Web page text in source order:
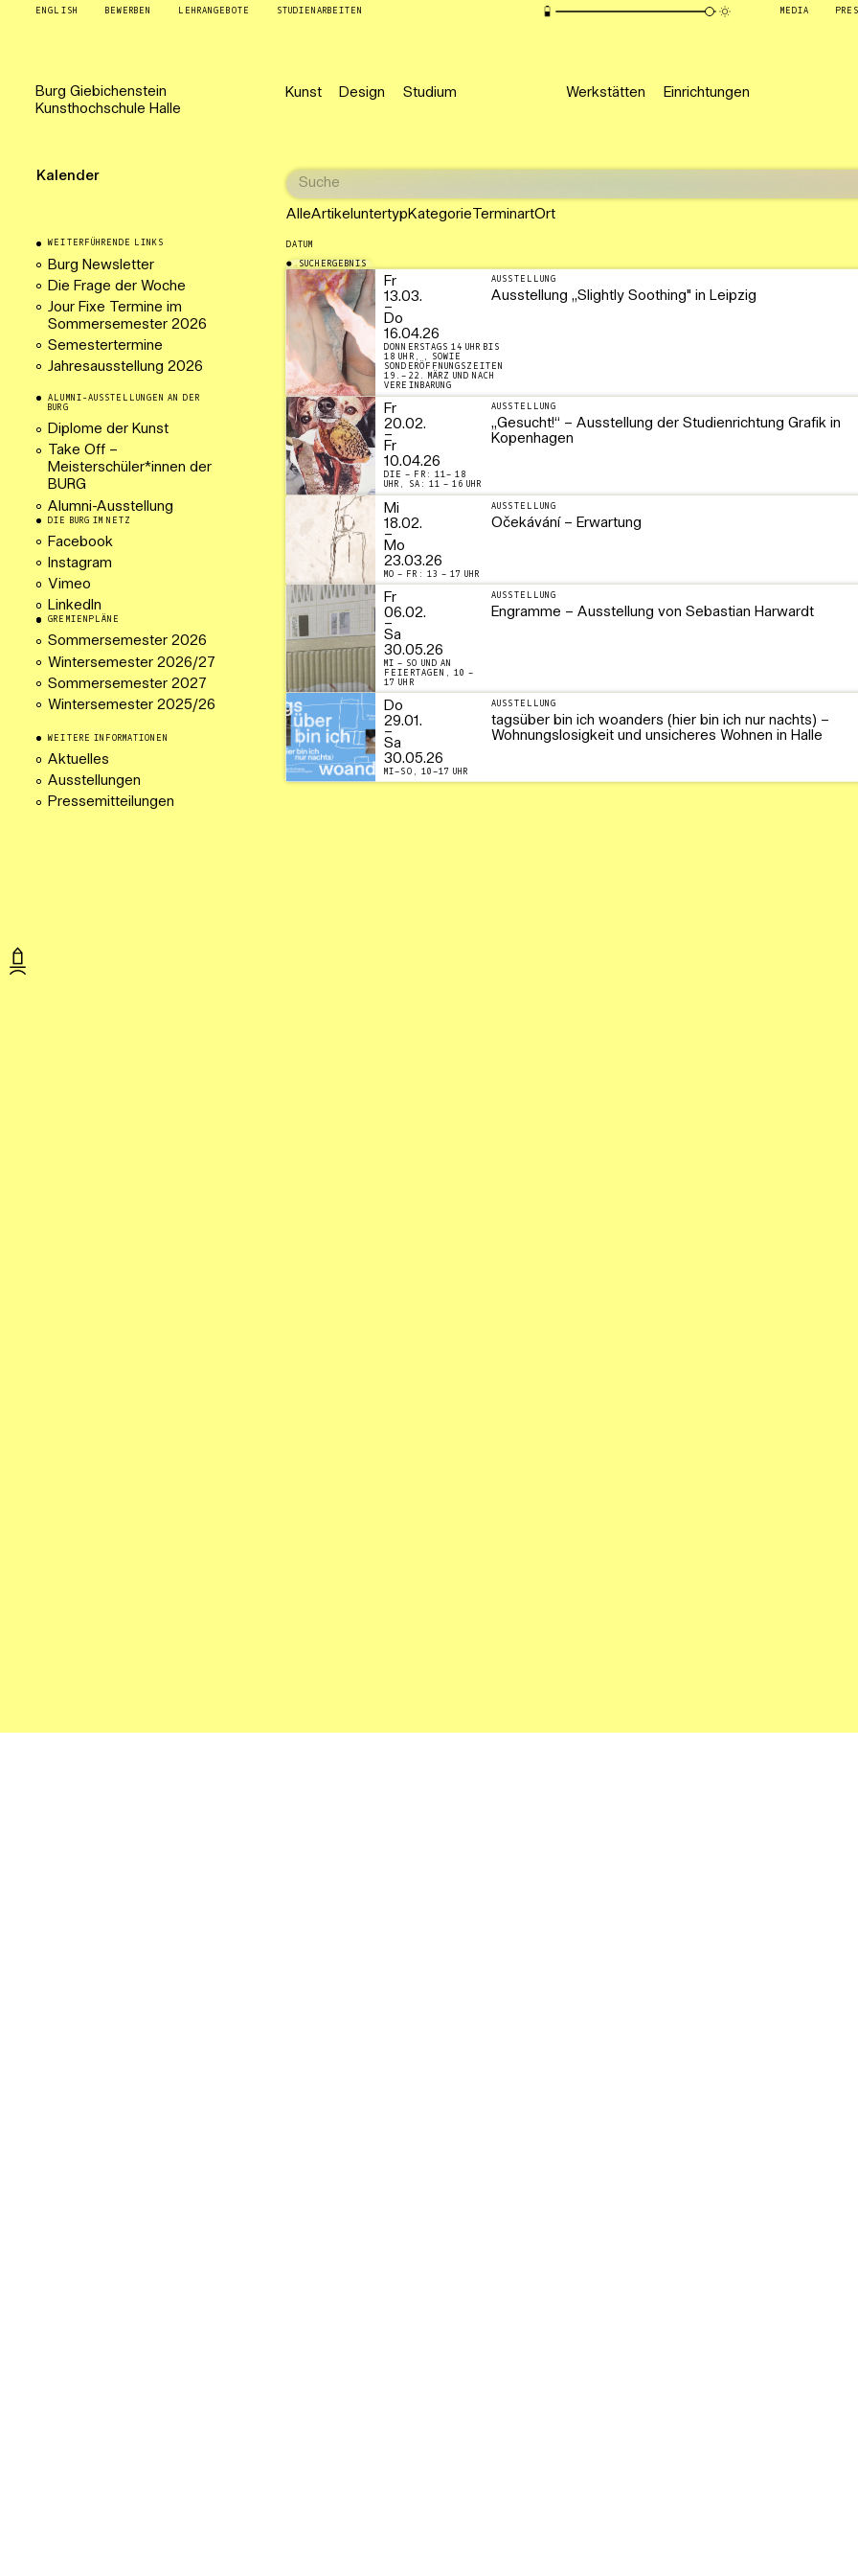
ENGLISH BEWERBEN LEHRANGEBOTE STUDIENARBEITEN MEDIA
Burg Giebichenstein
Kunsthochschule Halle
Kunst Design Studium Werkstätten Einrichtungen
AlleArtikeluntertyp Kategorie TerminartOrt
DATUM
16.03.2026
SUCHERGEBNIS
Fr
13.03.
–
Do
16.04.26
DONNERSTAGS 14 UHR BIS
18 UHR, , SOWIE
SONDERÖFFNUNGSZEITEN
19.–22. MÄRZ UND NACH
VEREINBARUNG
AUSSTELLUNG
Ausstellung ,,Slightly Soothing" in Leipzig
Fr
20.02.
–
Fr
10.04.26
DIE – FR: 11– 18
UHR, SA: 11 – 16 UHR
AUSSTELLUNG
„Gesucht!“ – Ausstellung der Studienrichtung Grafik in
Kopenhagen
Mi
18.02.
–
Mo
23.03.26
MO – FR: 13 – 17 UHR
AUSSTELLUNG
Očekávání – Erwartung
Fr
06.02.
–
Sa
30.05.26
MI – SO UND AN
FEIERTAGEN, 10 –
17 UHR
AUSSTELLUNG
Engramme – Ausstellung von Sebastian Harwardt
Do
29.01.
–
Sa
30.05.26
MI–SO, 10–17 UHR
AUSSTELLUNG
tagsüber bin ich woanders (hier bin ich nur nachts) –
Wohnungslosigkeit und unsicheres Wohnen in Halle
Kalender
WEITERFÜHRENDE LINKS
Burg Newsletter
Die Frage der Woche
Jour Fixe Termine im
Sommersemester 2026
Semestertermine
Jahresausstellung 2026
ALUMNI-AUSSTELLUNGEN AN DER
BURG
Diplome der Kunst
Take Off –
Meisterschüler*innen der
BURG
Alumni-Ausstellung
DIE BURG IM NETZ
Facebook
Instagram
Vimeo
LinkedIn
GREMIENPLÄNE
Sommersemester 2026
Wintersemester 2026/27
Sommersemester 2027
Wintersemester 2025/26
WEITERE INFORMATIONEN
Aktuelles
Ausstellungen
Pressemitteilungen